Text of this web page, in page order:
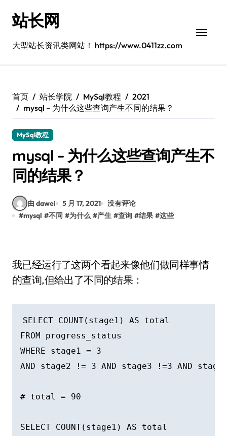
站长网
大型站长资讯类网站！ https://www.0411zz.com
首页 站长学院 MySql教程
2021
mysql – 为什么这些查询产生不同的结果？
MySql教程
mysql – 为什么这些查询产生不
同的结果？
由 dawei 5 月 17, 2021
没有评论
#mysql #不同 #为什么 #产生 #查询 #结果 #这些
我已经运行了这两个看起来像他们做同样事情
的查询,但给出了不同的结果：
SELECT COUNT(stage1) AS total
FROM progress_status
WHERE stage1 = 3
AND stage2 != 3 AND stage3 !=3 AND
# total = 90
SELECT COUNT(stage1) AS total